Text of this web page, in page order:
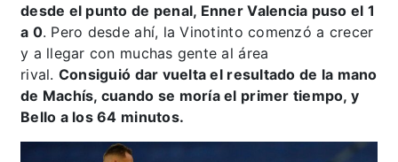
desde el punto de penal, Enner Valencia puso el 1
a 0. Pero desde ahí, la Vinotinto comenzó a crecer
y a llegar con muchas gente al área
rival. Consiguió dar vuelta el resultado de la mano
de Machís, cuando se moría el primer tiempo, y
Bello a los 64 minutos.